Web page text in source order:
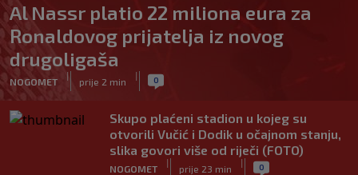
Al Nassr platio 22 miliona eura za
Ronaldovog prijatelja iz novog
drugoligaša
NOGOMET
|
prije 2 min
| 0
Skupo plaćeni stadion u kojeg su
otvorili Vučić i Dodik u očajnom stanju,
slika govori više od riječi (FOTO)
NOGOMET
|
prije 23 min
| 0